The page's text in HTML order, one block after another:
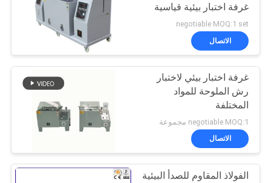
غرفة اختبار بيئية قياسية
negotiable MOQ:1 set
الاتصال
غرفة اختبار بيئي لاختبار
رش الملوحة للمواد
المختلفة
negotiable MOQ:1 مجموعة
الاتصال
الفولاذ المقاوم للصدأ البيئية